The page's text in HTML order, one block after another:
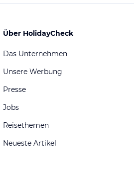
Über HolidayCheck
Das Unternehmen
Unsere Werbung
Presse
Jobs
Reisethemen
Neueste Artikel